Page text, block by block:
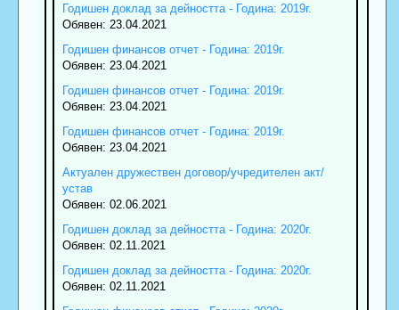
Годишен доклад за дейността - Година: 2019г.
Обявен: 23.04.2021
Годишен финансов отчет - Година: 2019г.
Обявен: 23.04.2021
Годишен финансов отчет - Година: 2019г.
Обявен: 23.04.2021
Годишен финансов отчет - Година: 2019г.
Обявен: 23.04.2021
Актуален дружествен договор/учредителен акт/
устав
Обявен: 02.06.2021
Годишен доклад за дейността - Година: 2020г.
Обявен: 02.11.2021
Годишен доклад за дейността - Година: 2020г.
Обявен: 02.11.2021